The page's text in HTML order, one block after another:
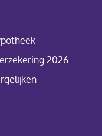
2026